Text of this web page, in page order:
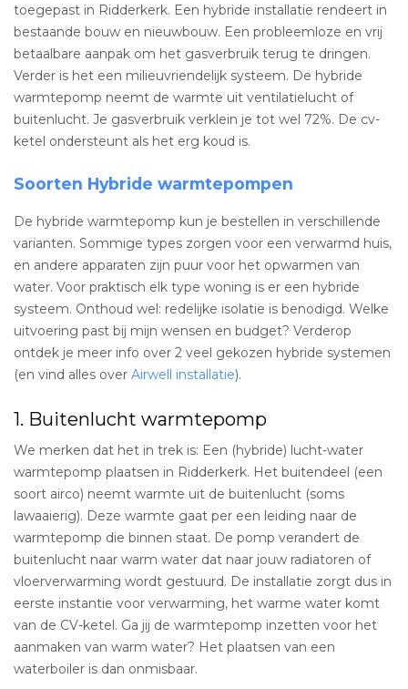
toegepast in Ridderkerk. Een hybride installatie rendeert in
bestaande bouw en nieuwbouw. Een probleemloze en vrij
betaalbare aanpak om het gasverbruik terug te dringen.
Verder is het een milieuvriendelijk systeem. De hybride
warmtepomp neemt de warmte uit ventilatielucht of
buitenlucht. Je gasverbruik verklein je tot wel 72%. De cv-
ketel ondersteunt als het erg koud is.
Soorten Hybride warmtepompen
De hybride warmtepomp kun je bestellen in verschillende
varianten. Sommige types zorgen voor een verwarmd huis,
en andere apparaten zijn puur voor het opwarmen van
water. Voor praktisch elk type woning is er een hybride
systeem. Onthoud wel: redelijke isolatie is benodigd. Welke
uitvoering past bij mijn wensen en budget? Verderop
ontdek je meer info over 2 veel gekozen hybride systemen
(en vind alles over Airwell installatie).
1. Buitenlucht warmtepomp
We merken dat het in trek is: Een (hybride) lucht-water
warmtepomp plaatsen in Ridderkerk. Het buitendeel (een
soort airco) neemt warmte uit de buitenlucht (soms
lawaaierig). Deze warmte gaat per een leiding naar de
warmtepomp die binnen staat. De pomp verandert de
buitenlucht naar warm water dat naar jouw radiatoren of
vloerverwarming wordt gestuurd. De installatie zorgt dus in
eerste instantie voor verwarming, het warme water komt
van de CV-ketel. Ga jij de warmtepomp inzetten voor het
aanmaken van warm water? Het plaatsen van een
waterboiler is dan onmisbaar.